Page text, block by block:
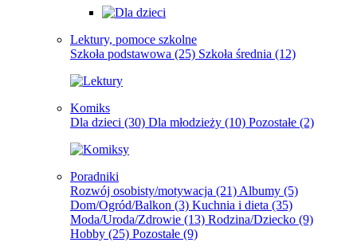
Lektury, pomoce szkolne
Szkoła podstawowa (25) Szkoła średnia (12)
Komiks
Dla dzieci (30) Dla młodzieży (10) Pozostałe (2)
Poradniki
Rozwój osobisty/motywacja (21) Albumy (5)
Dom/Ogród/Balkon (3) Kuchnia i dieta (35)
Moda/Uroda/Zdrowie (13) Rodzina/Dziecko (9)
Hobby (25) Pozostałe (9)